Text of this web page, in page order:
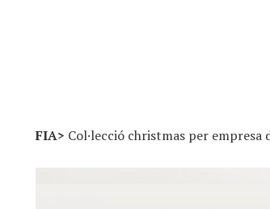
FIA> Col·lecció christmas per empresa